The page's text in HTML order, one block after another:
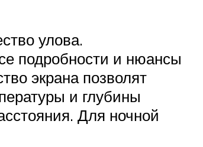
улова.
подробности и нюансы
экрана позволят
и глубины
Для ночной